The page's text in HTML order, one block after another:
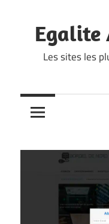
content
Egalite
Les sites les